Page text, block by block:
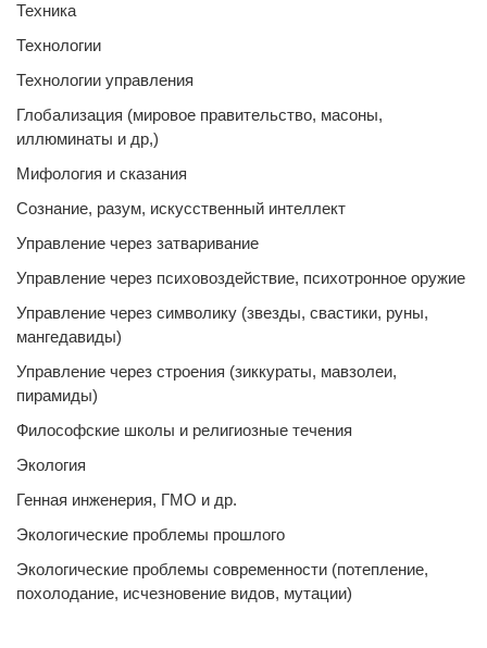
Техника
Технологии
Технологии управления
Глобализация (мировое правительство, масоны,
иллюминаты и др,)
Мифология и сказания
Сознание, разум, искусственный интеллект
Управление через затваривание
Управление через психовоздействие, психотронное оружие
Управление через символику (звезды, свастики, руны,
мангедавиды)
Управление через строения (зиккураты, мавзолеи,
пирамиды)
Философские школы и религиозные течения
Экология
Генная инженерия, ГМО и др.
Экологические проблемы прошлого
Экологические проблемы современности (потепление,
похолодание, исчезновение видов, мутации)